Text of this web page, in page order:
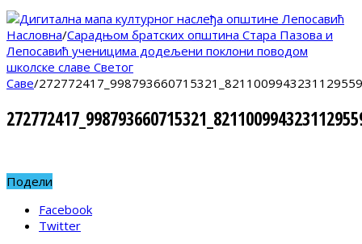
Насловна/Сарадњом братских општина Стара Пазова и
Лепосавић ученицима додељени поклони поводом
школске славе Светог
Саве/
Подели
Facebook
Twitter